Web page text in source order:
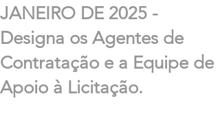
JANEIRO DE 2025 -
Designa os Agentes de
Contratação e a Equipe de
Apoio à Licitação.